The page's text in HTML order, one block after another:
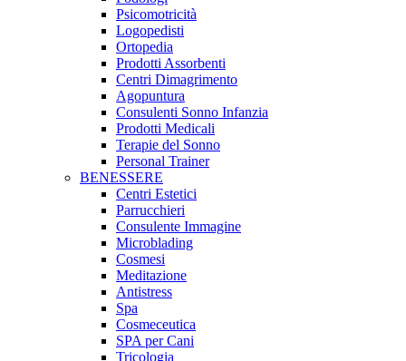
Psicomotricità
Logopedisti
Ortopedia
Prodotti Assorbenti
Centri Dimagrimento
Agopuntura
Consulenti Sonno Infanzia
Prodotti Medicali
Terapie del Sonno
Personal Trainer
BENESSERE
Centri Estetici
Parrucchieri
Consulente Immagine
Microblading
Cosmesi
Meditazione
Antistress
Spa
Cosmeceutica
SPA per Cani
Tricologia